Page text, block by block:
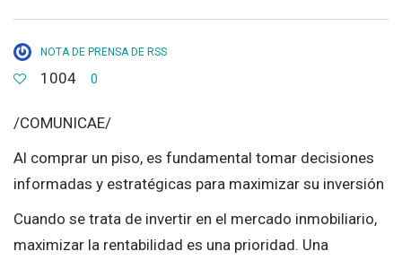
NOTA DE PRENSA DE RSS
1004 0
/COMUNICAE/
Al comprar un piso, es fundamental tomar decisiones
informadas y estratégicas para maximizar su inversión
Cuando se trata de invertir en el mercado inmobiliario,
maximizar la rentabilidad es una prioridad. Una